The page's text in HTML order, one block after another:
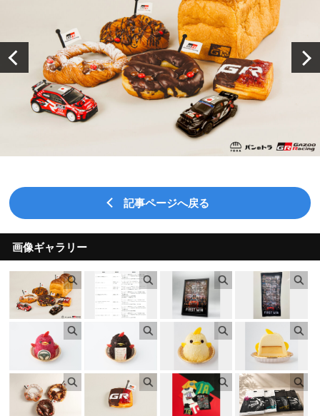
記事ページへ戻る
画像ギャラリー